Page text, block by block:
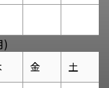
)
金 土